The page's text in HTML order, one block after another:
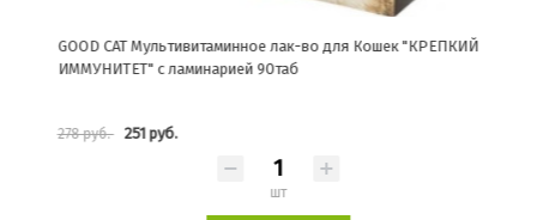
GOOD CAT Мультивитаминное лак-во для Кошек "КРЕПКИЙ
ИММУНИТЕТ" с ламинарией 90таб
278 руб. 251 руб.
шт